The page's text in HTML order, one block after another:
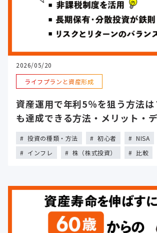
2026/05/20
ライフプランと資産形成
資産運用で年利5％を狙う方法は
も達成できる方法・メリット・
解説投資の種類・方法 初心者 NISA
インフレ
株（株式投資） 比較